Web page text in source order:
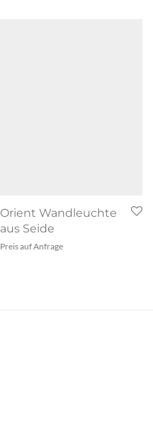
Orient Wandleuchte
aus Seide
Preis auf Anfrage